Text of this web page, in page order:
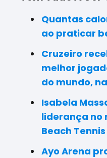
Quantas
ao praticar
Cruzeiro
melhor
do mundo,
Isabela
liderança no
Beach
Ayo Arena